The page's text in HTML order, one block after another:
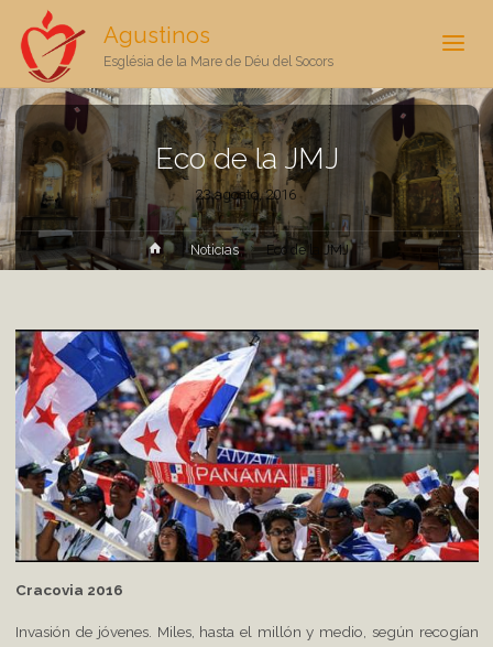
Agustinos
Església de la Mare de Déu del Socors
Eco de la JMJ
23 agosto, 2016
InicioNoticias Eco de la JMJ
Cracovia 2016
Invasión de jóvenes. Miles, hasta el millón y medio, según recogían